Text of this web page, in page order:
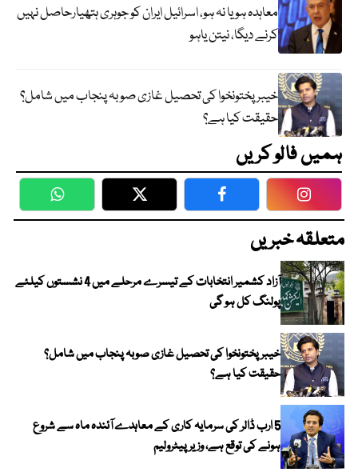
معاہدہ ہو یا نہ ہو، اسرائیل ایران کو جوہری ہتھیارحاصل نہیں
کرنے دیگا، نیتن یاہو
خیبر پختونخوا کی تحصیل غازی صوبہ پنجاب میں شامل؟
حقیقت کیا ہے؟
ہمیں فالو کریں
WhatsApp Twitter Facebook
متعلقہ خبریں
آزاد کشمیر انتخابات کے تیسرے مرحلے میں 4 نشستوں کیلئے
پولنگ کل ہو گی
خیبر پختونخوا کی تحصیل غازی صوبہ پنجاب میں شامل؟
حقیقت کیا ہے؟
5 ارب ڈالر کی سرمایہ کاری کے معاہدے آئندہ ماہ سے شروع
ہونے کی توقع ہے، وزیر پیٹرولیم